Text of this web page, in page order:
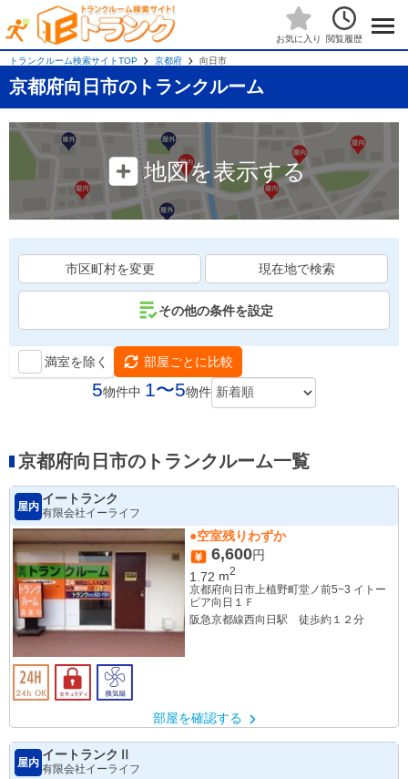
お気に入り 閲覧履歴
トランクルーム検索サイトTOP 京都府 向日市
京都府向日市のトランクルーム
地図を表示する
市区町村を変更 現在地で検索
その他の条件を設定
満室を除く 部屋ごとに比較
5物件中 1〜5物件
京都府向日市のトランクルーム一覧
屋内
イートランク
有限会社イーライフ
●空室残りわずか
6,600円
1.72 m2
京都府向日市上植野町堂ノ前5−3 イトー
ピア向日１Ｆ
阪急京都線西向日駅 徒歩約１２分
部屋を確認する
屋内
イートランクⅡ
有限会社イーライフ